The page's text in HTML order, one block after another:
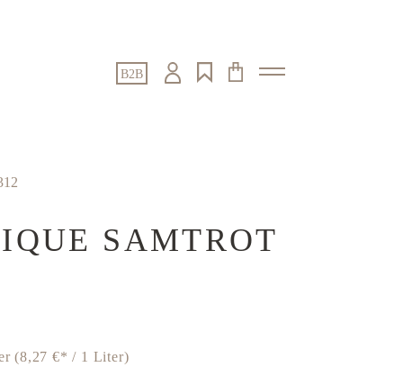
B2B
SAMTROT
(8,27 €* / 1 Liter)